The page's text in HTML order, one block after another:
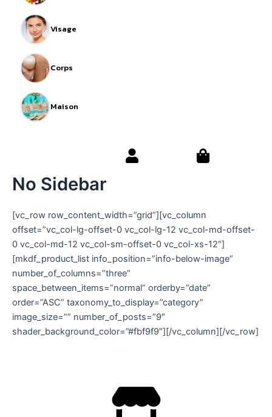
Visage
Corps
Maison
No Sidebar
[vc_row row_content_width=”grid”][vc_column
offset=”vc_col-lg-offset-0 vc_col-lg-12 vc_col-md-offset-
0 vc_col-md-12 vc_col-sm-offset-0 vc_col-xs-12″]
[mkdf_product_list info_position=”info-below-image”
number_of_columns=”three”
space_between_items=”normal” orderby=”date”
order=”ASC” taxonomy_to_display=”category”
image_size=”” number_of_posts=”9″
shader_background_color=”#fbf9f9″][/vc_column][/vc_row]